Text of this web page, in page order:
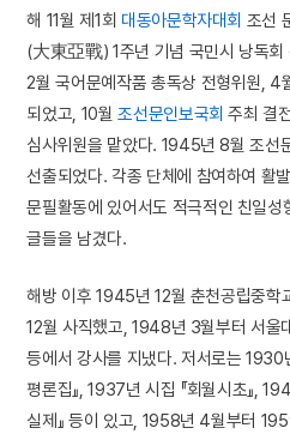
해 11월 제1회 대동아문학자대회 조선
(大東亞戰) 1주년 기념 국민시 낭독
2월 국어문예작품 총독상 전형위원, 4
되었고, 10월 조선문인보국회 주최 결
심사위원을 맡았다. 1945년 8월 조선
선출되었다. 각종 단체에 참여하여 활
문필활동에 있어서도 적극적인 친일성
글들을 남겼다.
해방 이후 1945년 12월 춘천공립중학
12월 사직했고, 1948년 3월부터 서울
등에서 강사를 지냈다. 저서로는 1930
평론집』, 1937년 시집 『회월시초』,
실제』 등이 있고, 1958년 4월부터